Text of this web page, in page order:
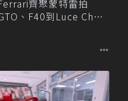
齊聚蒙特雷拍
、F40到Luce Cha